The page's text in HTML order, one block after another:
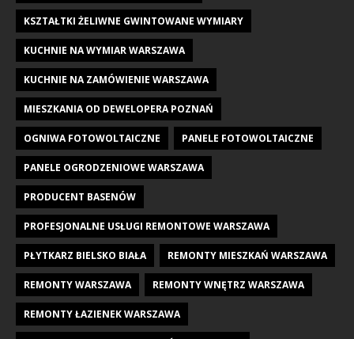
KSZTAŁTKI ŻELIWNE GWINTOWANE WYMIARY
KUCHNIE NA WYMIAR WARSZAWA
KUCHNIE NA ZAMÓWIENIE WARSZAWA
MIESZKANIA OD DEWELOPERA POZNAŃ
OGNIWA FOTOWOLTAICZNE PANELE FOTOWOLTAICZNE
PANELE OGRODZENIOWE WARSZAWA
PRODUCENT BASENÓW
PROFESJONALNE USŁUGI REMONTOWE WARSZAWA
PŁYTKARZ BIELSKO BIAŁA REMONTY MIESZKAŃ WARSZAWA
REMONTY WARSZAWA REMONTY WNĘTRZ WARSZAWA
REMONTY ŁAZIENEK WARSZAWA